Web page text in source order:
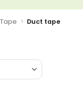
Tape > Duct tape